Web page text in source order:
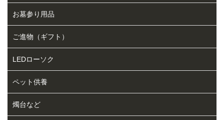
お墓参り用品
ご進物（ギフト）
LEDローソク
ペット供養
燭台など